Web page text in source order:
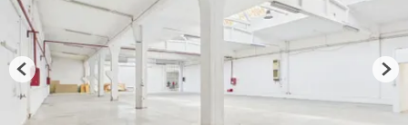
Previous